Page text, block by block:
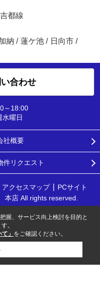
吉都線
納 / 蓮ケ池 / 日向市 /
合わせ
～18:00
水曜日
社概要
件リクエスト
アクセスマップ
PCサイト
店 All rights reserved.
握、サービス向上検討を目的と
。
」 をご確認ください。